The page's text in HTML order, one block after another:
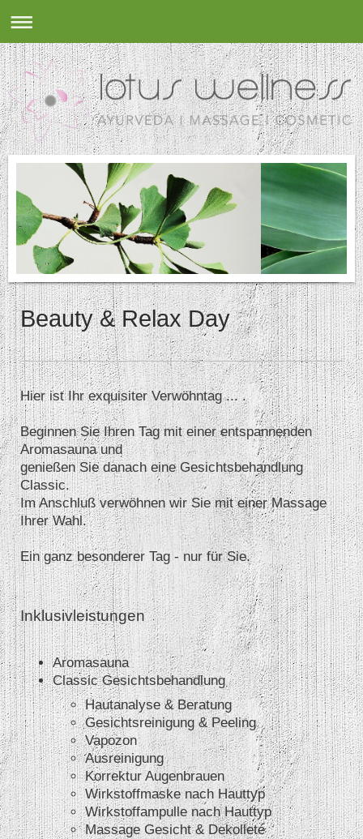
Beauty & Relax Day
Hier ist Ihr exquisiter Verwöhntag ... .
Beginnen Sie Ihren Tag mit einer entspannenden
Aromasauna und
genießen Sie danach eine Gesichtsbehandlung
Classic.
Im Anschluß verwöhnen wir Sie mit einer Massage
Ihrer Wahl.
Ein ganz besonderer Tag - nur für Sie.
Inklusivleistungen
Aromasauna
Classic Gesichtsbehandlung
Hautanalyse & Beratung
Gesichtsreinigung & Peeling
Vapozon
Ausreinigung
Korrektur Augenbrauen
Wirkstoffmaske nach Hauttyp
Wirkstoffampulle nach Hauttyp
Massage Gesicht & Dekolleté